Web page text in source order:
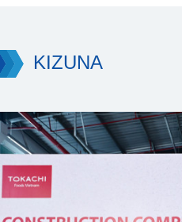
KIZUNA